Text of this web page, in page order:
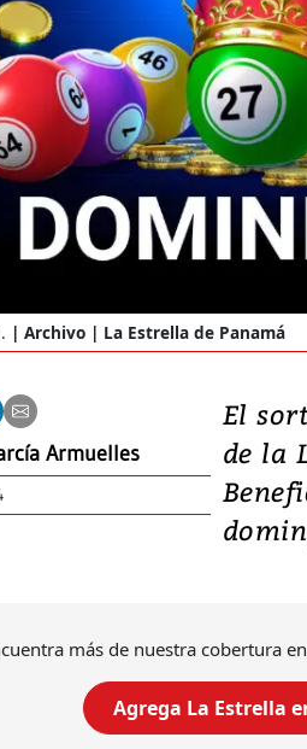
Archivo | La Estrella de Panamá
Armuelles
El
de la
más de nuestra cobertura
Agrega La Estrella